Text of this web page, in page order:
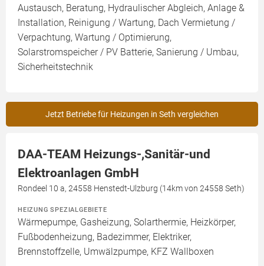
Austausch, Beratung, Hydraulischer Abgleich, Anlage &
Installation, Reinigung / Wartung, Dach Vermietung /
Verpachtung, Wartung / Optimierung,
Solarstromspeicher / PV Batterie, Sanierung / Umbau,
Sicherheitstechnik
Jetzt Betriebe für Heizungen in Seth vergleichen
DAA-TEAM Heizungs-,Sanitär-und
Elektroanlagen GmbH
Rondeel 10 a, 24558 Henstedt-Ulzburg (14km von 24558 Seth)
HEIZUNG SPEZIALGEBIETE
Wärmepumpe, Gasheizung, Solarthermie, Heizkörper,
Fußbodenheizung, Badezimmer, Elektriker,
Brennstoffzelle, Umwälzpumpe, KFZ Wallboxen